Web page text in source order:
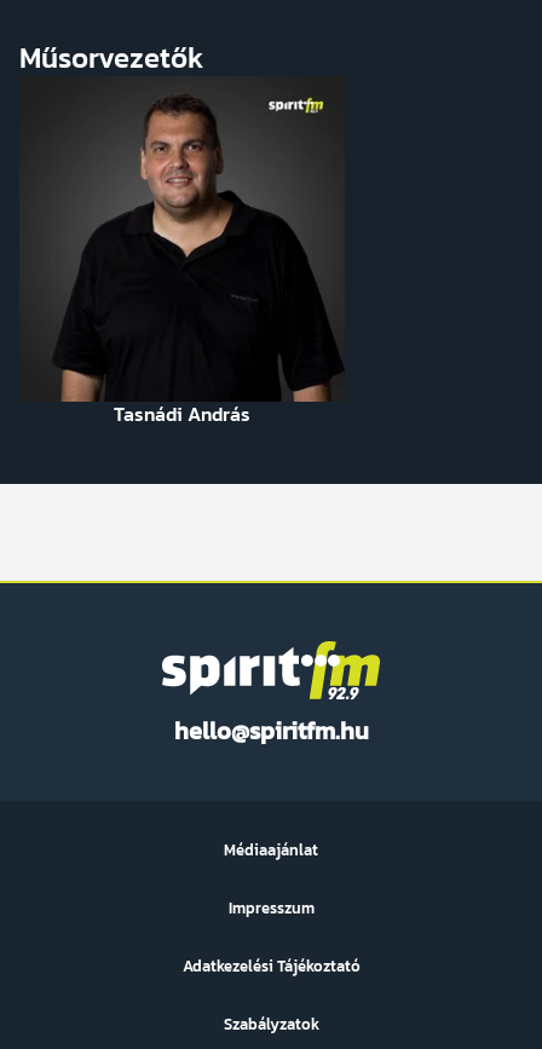
Műsorvezetők
Tasnádi András
hello@spiritfm.hu
FM
Médiaajánlat
Impresszum
Adatkezelési Tájékoztató
Szabályzatok